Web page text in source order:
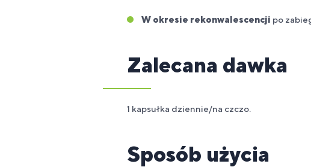
W okresie rekonwalescencji po
Zalecana dawka
1 kapsułka dziennie/na czczo.
Sposób użycia